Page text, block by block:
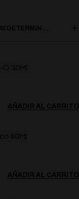
ORDEN PREDETERMINADO
AÑADIR AL CARRITO
AÑADIR AL CARRITO